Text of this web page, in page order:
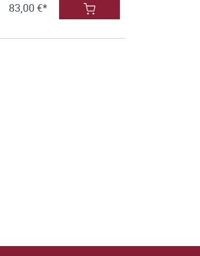
83,00 €*